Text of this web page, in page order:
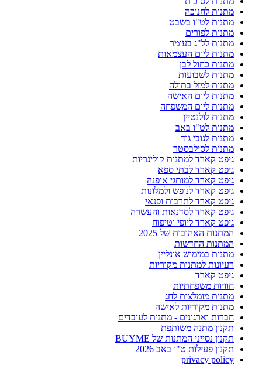
מתנות לחנוכה
מתנות לט"ו בשבט
מתנות לפורים
מתנות לל"ג בעומר
מתנות ליום העצמאות
מתנות כחול לבן
מתנות לשבועות
מתנות למזל בתולה
מתנות ליום האישה
מתנות ליום המשפחה
מתנות לולנטיין
מתנות לט"ו באב
מתנות לנובי גוד
מתנות לסילבסטר
גיפט קארד למתנות קולינריות
גיפט קארד לבתי ספא
גיפט קארד למותגי אופנה
גיפט קארד לנופש ולמלונות
גיפט קארד לתרבות ופנאי
גיפט קארד לסדנאות והעשרה
גיפט קארד ליופי וטיפוח
המתנות האהובות של 2025
המתנות החדשות
מתנות במימוש אונליין
רעיונות למתנות מקוריות
גיפט קארד
חוויות משפחתיות
מתנות מומלצות לחג
מתנות מקוריות לאישה
חברות וארגונים - מתנות לעובדים
תקנון מתנה משותפת
תקנון נסייני המתנות של BUYME
תקנון פעילות ט"ו באב 2026
privacy policy